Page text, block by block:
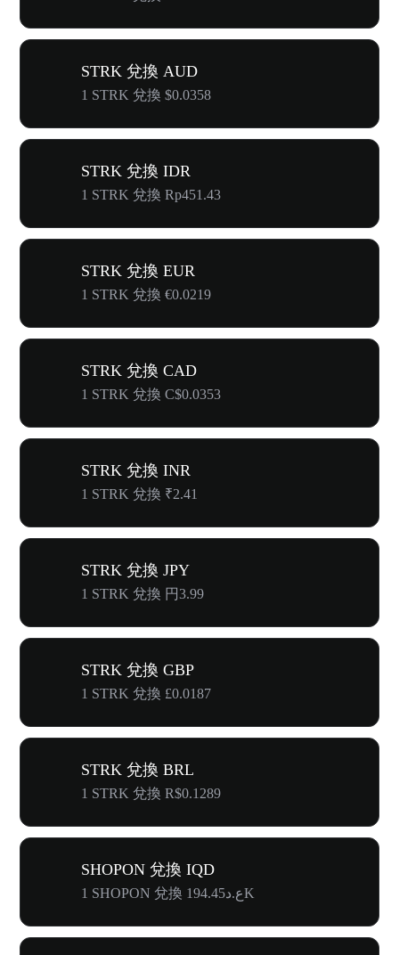
STRK 兌換 AUD
1 STRK 兌換 $0.0358
STRK 兌換 IDR
1 STRK 兌換 Rp451.43
STRK 兌換 EUR
1 STRK 兌換 €0.0219
STRK 兌換 CAD
1 STRK 兌換 C$0.0353
STRK 兌換 INR
1 STRK 兌換 ₹2.41
STRK 兌換 JPY
1 STRK 兌換 円3.99
STRK 兌換 GBP
1 STRK 兌換 £0.0187
STRK 兌換 BRL
1 STRK 兌換 R$0.1289
SHOPON 兌換 IQD
1 SHOPON 兌換 ع.د194.45K